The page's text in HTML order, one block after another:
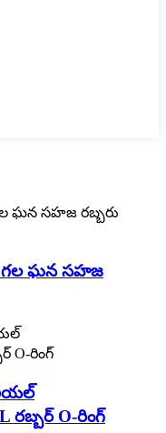
గల ఘన సహజ
రబ్బర్ O-రింగ్